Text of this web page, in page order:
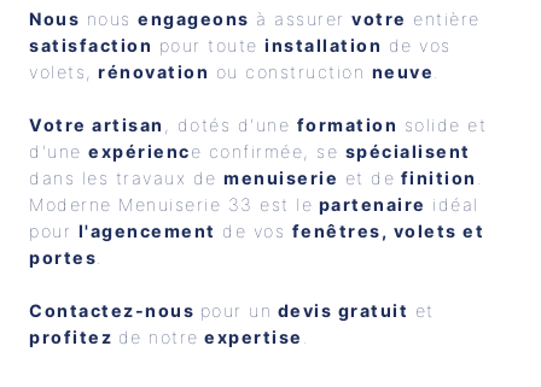
Nous nous engageons à assurer votre
satisfaction pour toute installation de vos
volets, rénovation ou construction neuve
Votre artisan , dotés d'une formation solide et
d'une expérience confirmée, se spécialisent
dans les travaux de menuiserie et de finition
Moderne Menuiserie 33 est le partenaire idéal
pour l'agencement de vos fenêtres, volets et
portes
Contactez-nous pour un devis gratuit et
profitez de notre expertise